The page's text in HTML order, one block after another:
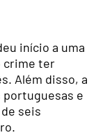
início a uma
crime ter
Além disso, a
e
seis